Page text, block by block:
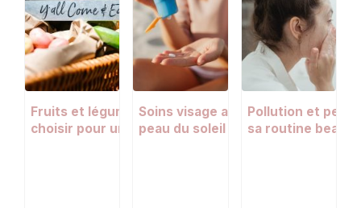
Fruits et légumes de saison : lesquels
choisir pour une peau éclatante ?
Soins visage avec FPS : protéger
peau du soleil toute l’année
Pollution et peau
sa routine